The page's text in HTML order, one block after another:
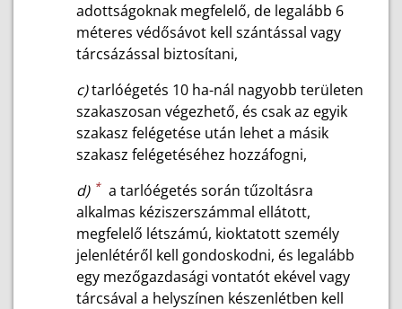
adottságoknak megfelelő, de legalább 6
méteres védősávot kell szántással vagy
tárcsázással biztosítani,
c)tarlóégetés 10 ha-nál nagyobb területen
szakaszosan végezhető, és csak az egyik
szakasz felégetése után lehet a másik
szakasz felégetéséhez hozzáfogni,
d) * a tarlóégetés során tűzoltásra
alkalmas kéziszerszámmal ellátott,
megfelelő létszámú, kioktatott személy
jelenlétéről kell gondoskodni, és legalább
egy mezőgazdasági vontatót ekével vagy
tárcsával a helyszínen készenlétben kell